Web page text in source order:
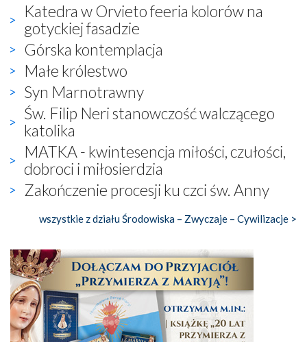
Katedra w Orvieto feeria kolorów na
gotyckiej fasadzie
Górska kontemplacja
Małe królestwo
Syn Marnotrawny
Św. Filip Neri stanowczość walczącego
katolika
MATKA - kwintesencja miłości, czułości,
dobroci i miłosierdzia
Zakończenie procesji ku czci św. Anny
wszystkie z działu Środowiska – Zwyczaje – Cywilizacje >